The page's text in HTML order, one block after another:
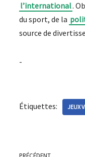
l’international.
du sport, de la
source de
-
Étiquettes: JEUX